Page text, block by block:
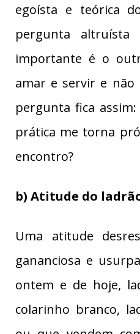
egoísta e teórica
pergunta
importante é o
amar e servir e não
pergunta fica
prática me torna
encontro?
b) Atitude do
Uma atitude
gananciosa e
ontem e de hoje,
colarinho branco,